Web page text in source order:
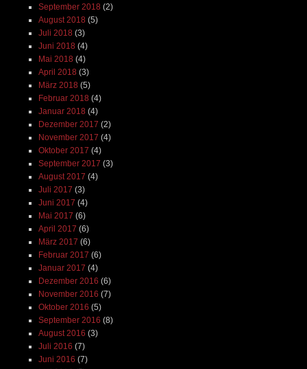
September 2018 (2)
August 2018 (5)
Juli 2018 (3)
Juni 2018 (4)
Mai 2018 (4)
April 2018 (3)
März 2018 (5)
Februar 2018 (4)
Januar 2018 (4)
Dezember 2017 (2)
November 2017 (4)
Oktober 2017 (4)
September 2017 (3)
August 2017 (4)
Juli 2017 (3)
Juni 2017 (4)
Mai 2017 (6)
April 2017 (6)
März 2017 (6)
Februar 2017 (6)
Januar 2017 (4)
Dezember 2016 (6)
November 2016 (7)
Oktober 2016 (5)
September 2016 (8)
August 2016 (3)
Juli 2016 (7)
Juni 2016 (7)